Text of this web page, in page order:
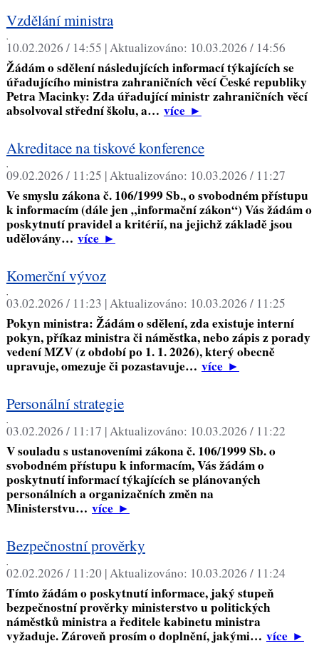
Vzdělání ministra
,
10.02.2026 / 14:55 |Aktualizováno: 10.03.2026 / 14:56
Žádám o sdělení následujících informací týkajících se
úřadujícího ministra zahraničních věcí České republiky
Petra Macinky: Zda úřadující ministr zahraničních věcí
absolvoval střední školu, a… více►
Akreditace na tiskové konference
,
09.02.2026 / 11:25 |Aktualizováno: 10.03.2026 / 11:27
Ve smyslu zákona č. 106/1999 Sb., o svobodném přístupu
k informacím (dále jen „informační zákon“) Vás žádám o
poskytnutí pravidel a kritérií, na jejichž základě jsou
udělovány… více►
Komerční vývoz
03.02.2026 / 11:23 | Aktualizováno: 10.03.2026 / 11:25
Pokyn ministra: Žádám o sdělení, zda existuje interní
pokyn, příkaz ministra či náměstka, nebo zápis z porady
vedení MZV (z období po 1. 1. 2026), který obecně
upravuje, omezuje či pozastavuje… více►
Personální strategie
03.02.2026 / 11:17 | Aktualizováno: 10.03.2026 / 11:22
V souladu s ustanoveními zákona č. 106/1999 Sb. o
svobodném přístupu k informacím, Vás žádám o
poskytnutí informací týkajících se plánovaných
personálních a organizačních změn na
Ministerstvu… více►
Bezpečnostní prověrky
02.02.2026 / 11:20 | Aktualizováno: 10.03.2026 / 11:24
Tímto žádám o poskytnutí informace, jaký stupeň
bezpečnostní prověrky ministerstvo u politických
náměstků ministra a ředitele kabinetu ministra
vyžaduje. Zároveň prosím o doplnění, jakými… více►